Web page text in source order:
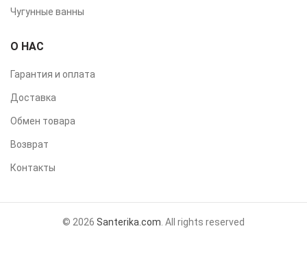
Чугунные ванны
О НАС
Гарантия и оплата
Доставка
Обмен товара
Возврат
Контакты
© 2026 Santerika.com . All rights reserved